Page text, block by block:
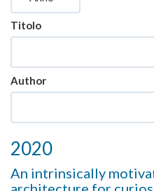
Anno
Titolo
Author
2020
An intrinsically